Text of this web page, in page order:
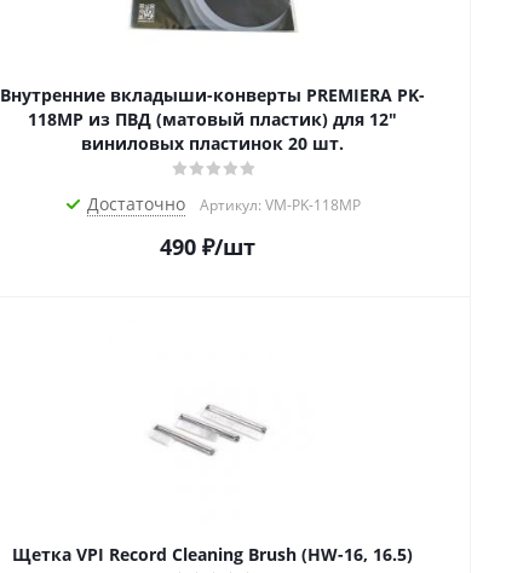
Внутренние вкладыши-конверты PREMIERA PK-
118MP из ПВД (матовый пластик) для 12"
виниловых пластинок 20 шт.
Достаточно Артикул: VM-PK-118MP
490 ₽/шт
Щетка VPI Record Cleaning Brush (HW-16, 16.5)